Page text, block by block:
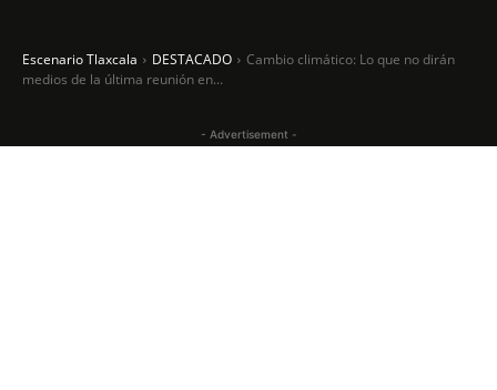
Escenario Tlaxcala DESTACADO
Cambio climático: Lo que no dirán
medios de la última reunión en...
- Advertisement -